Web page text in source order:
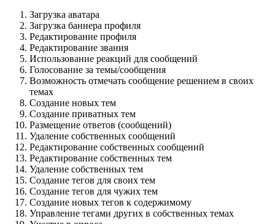
Загрузка аватара
Загрузка баннера профиля
Редактирование профиля
Редактирование звания
Использование реакций для сообщений
Голосование за темы/сообщения
Возможность отмечать сообщение решением в своих
темах
Создание новых тем
Создание приватных тем
Размещение ответов (сообщений)
Удаление собственных сообщений
Редактирование собственных сообщений
Редактирование собственных тем
Удаление собственных тем
Создание тегов для своих тем
Создание тегов для чужих тем
Создание новых тегов к содержимому
Управление тегами других в собственных темах